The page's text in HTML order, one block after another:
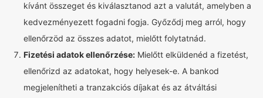
kívánt összeget és kiválasztanod azt a valutát, amelyben a
kedvezményezett fogadni fogja. Győződj meg arról, hogy
ellenőrzöd az összes adatot, mielőtt folytatnád.
Fizetési adatok ellenőrzése: Mielőtt elküldenéd a fizetést,
ellenőrizd az adatokat, hogy helyesek-e. A bankod
megjelenítheti a tranzakciós díjakat és az átváltási